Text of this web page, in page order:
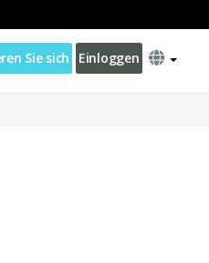
Sie sich Einloggen